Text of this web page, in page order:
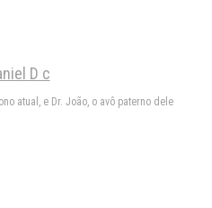
atual, e Dr. João, o avô paterno dele